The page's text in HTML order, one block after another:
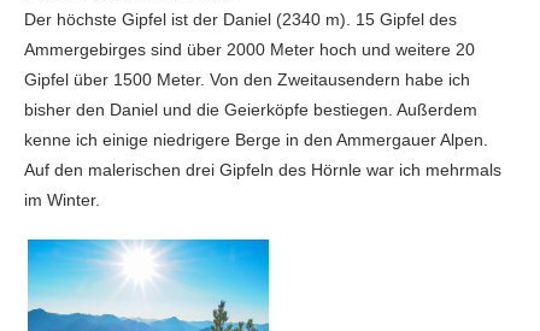
Der höchste Gipfel ist der Daniel (2340 m). 15 Gipfel des
Ammergebirges sind über 2000 Meter hoch und weitere 20
Gipfel über 1500 Meter. Von den Zweitausendern habe ich
bisher den Daniel und die Geierköpfe bestiegen. Außerdem
kenne ich einige niedrigere Berge in den Ammergauer Alpen.
Auf den malerischen drei Gipfeln des Hörnle war ich mehrmals
im Winter.